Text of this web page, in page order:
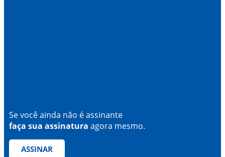
Se você ainda não é assinante
faça sua assinatura agora mesmo.
ASSINAR